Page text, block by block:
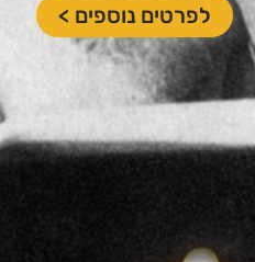
לפרטים נוספים >